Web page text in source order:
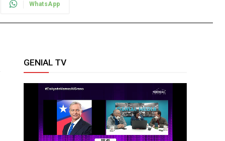
WhatsApp
GENIAL TV